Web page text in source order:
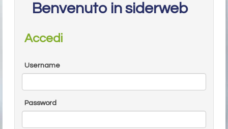
Benvenuto in siderweb
Accedi
Username
Password